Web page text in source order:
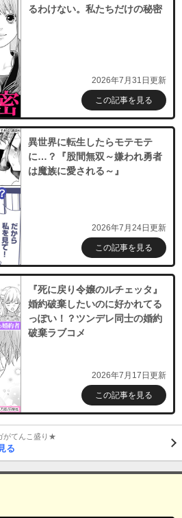
るわけない。私たちだけの秘密
2026年7月31日更新
この記事を見る
異世界に転生したらモテモテ
に…？『股間無双～嫌われ勇者
は魔族に愛される～』
2026年7月24日更新
この記事を見る
『死に戻り令嬢のルチェッタ』
婚約破棄したいのに好かれてる
っぽい！？ツンデレ同士の婚約
破棄ラブコメ
2026年7月17日更新
この記事を見る
がてんこ盛り★
る